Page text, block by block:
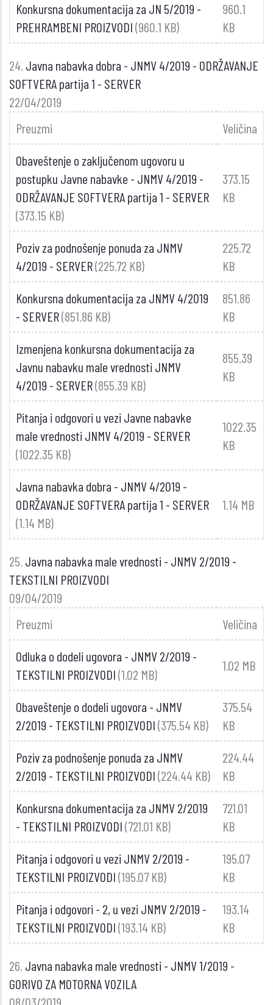
Konkursna dokumentacija za JN 5/2019 -
PREHRAMBENI PROIZVODI(960.1 KB)
960.1
KB
24. Javna nabavka dobra - JNMV 4/2019 - ODRŽAVANJE
SOFTVERA partija 1 - SERVER
22/04/2019
Preuzmi
Veličina
Obaveštenje o zaključenom ugovoru u
postupku Javne nabavke - JNMV 4/2019 -
ODRŽAVANJE SOFTVERA partija 1 - SERVER
(373.15 KB)
373.15
KB
Poziv za podnošenje ponuda za JNMV
4/2019 - SERVER(225.72 KB)
225.72
KB
Konkursna dokumentacija za JNMV 4/2019
- SERVER(851.86 KB)
851.86
KB
Izmenjena konkursna dokumentacija za
Javnu nabavku male vrednosti JNMV
4/2019 - SERVER(855.39 KB)
855.39
KB
Pitanja i odgovori u vezi Javne nabavke
male vrednosti JNMV 4/2019 - SERVER
(1022.35 KB)
1022.35
KB
Javna nabavka dobra - JNMV 4/2019 -
ODRŽAVANJE SOFTVERA partija 1 - SERVER
(1.14 MB)
1.14 MB
25. Javna nabavka male vrednosti - JNMV 2/2019 -
TEKSTILNI PROIZVODI
09/04/2019
Preuzmi
Veličina
Odluka o dodeli ugovora - JNMV 2/2019 -
TEKSTILNI PROIZVODI(1.02 MB)
1.02 MB
Obaveštenje o dodeli ugovora - JNMV
2/2019 - TEKSTILNI PROIZVODI(375.54 KB)
375.54
KB
Poziv za podnošenje ponuda za JNMV
2/2019 - TEKSTILNI PROIZVODI(224.44 KB)
224.44
KB
Konkursna dokumentacija za JNMV 2/2019
- TEKSTILNI PROIZVODI(721.01 KB)
721.01
KB
Pitanja i odgovori u vezi JNMV 2/2019 -
TEKSTILNI PROIZVODI(195.07 KB)
195.07
KB
Pitanja i odgovori - 2, u vezi JNMV 2/2019 -
TEKSTILNI PROIZVODI(193.14 KB)
193.14
KB
26. Javna nabavka male vrednosti - JNMV 1/2019 -
GORIVO ZA MOTORNA VOZILA